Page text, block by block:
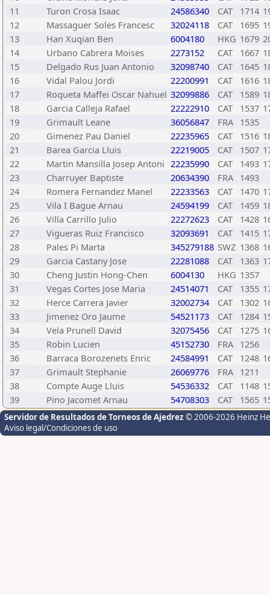
11
Turon Crosa Isaac 24586340 CAT 1714
12
Massaguer Soles Francesc 32024118 CAT 1695
13
Han Xuqian Ben 6004180 HKG 1679
14
Urbano Cabrera Moises 2273152 CAT 1667
15
Delgado Rus Juan Antonio 32098740 CAT 1645
16
Vidal Palou Jordi 22200991 CAT 1616
17
Roqueta Maffei Oscar Nahuel 32099886 CAT 1589
18
Garcia Calleja Rafael 22222910 CAT 1537
19
Grimault Leane 36056847 FRA 1535
20
Gimenez Pau Daniel 22235965 CAT 1516
21
Barea Garcia Lluis 22219005 CAT 1507
22
Martin Mansilla Josep Antoni 22235990 CAT 1493
23
Charruyer Baptiste 20634390 FRA 1493
24
Romera Fernandez Manel 22233563 CAT 1470
25
Vila I Bague Arnau 24594199 CAT 1459
26
Villa Carrillo Julio 22272623 CAT 1428
27
Vigueras Ruiz Francisco 32093691 CAT 1415
28
Pales Pi Marta 345279188 SWZ 1368
29
Garcia Castany Jose 22281088 CAT 1363
30
Cheng Justin Hong-Chen 6004130 HKG 1357
31
Vegas Cortes Jose Maria 24514071 CAT 1355
32
Herce Carrera Javier 32002734 CAT 1302
33
Jimenez Oro Jaume 54521173 CAT 1284
34
Vela Prunell David 32075456 CAT 1275
35
Robin Lucien 45152730 FRA 1256
36
Barraca Borozenets Enric 24584991 CAT 1248
37
Grimault Stephanie 26069776 FRA 1211
38
Compte Auge Lluis 54536332 CAT 1148
39
Pino Jacomet Arnau 54708303 CAT 1565
Servidor de Resultados de Torneos de Ajedrez © 2006-2026 Heinz
Aviso legal/Condiciones de uso